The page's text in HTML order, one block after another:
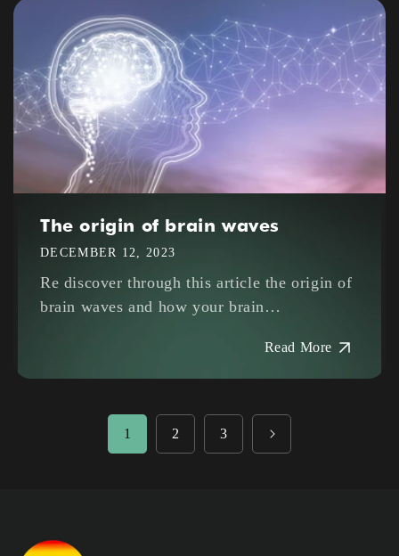
The origin of brain waves
DECEMBER 12, 2023
Re discover through this article the origin of
brain waves and how your brain
Read More
1 2 3